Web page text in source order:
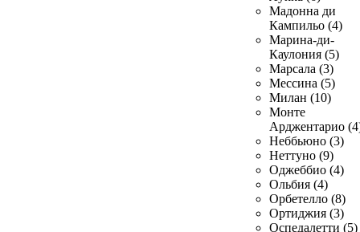
Мадонна ди
Кампильо (4)
Марина-ди-
Каулония (5)
Марсала (3)
Мессина (5)
Милан (10)
Монте
Арджентарио
Неббьюно (3)
Неттуно (9)
Оджеббио (4)
Ольбия (4)
Орбетелло (8)
Ортиджия (3)
Оспедалетти (5)